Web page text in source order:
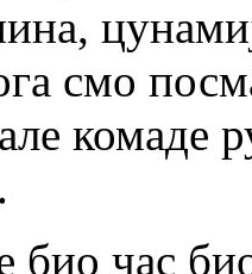
смо
комаде
био час